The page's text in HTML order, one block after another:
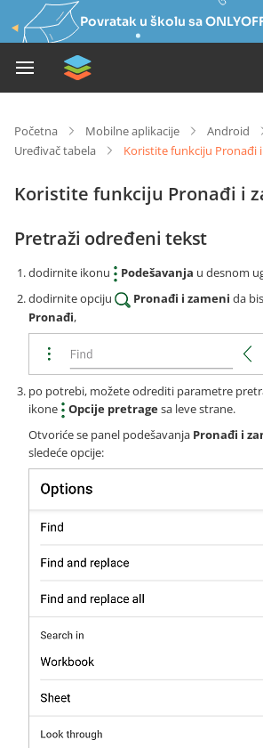
Povratak u školu sa
Početna Mobilne aplikacije Android
Uređivač tabela
Koristite funkciju Pronađi
Koristite funkciju Pronađi i
Pretraži određeni tekst
dodirnite ikonu Podešavanja u desnom
dodirnite opciju
Pronađi i zameni da
Pronađi,
po potrebi, možete odrediti parametre
ikone
Opcije pretragesa leve strane.
Otvoriće se panel podešavanja Pronađi i
sledeće opcije: